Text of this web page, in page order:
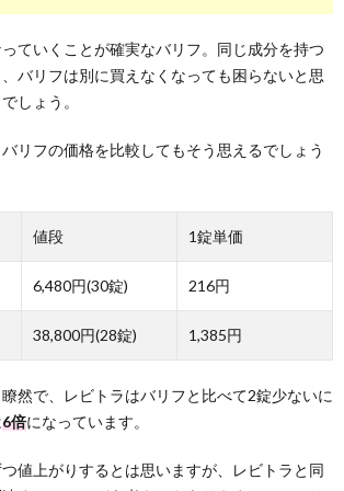
ていくことが確実なバリフ。同じ成分を持つ
バリフは別に買えなくなっても困らないと思
しょう。
リフの価格を比較してもそう思えるでしょう
値段 1錠単価
6,480円(30錠) 216円
38,800円(28錠) 1,385円
然で、レビトラはバリフと比べて2錠少ないに
6倍になっています。
値上がりするとは思いますが、レビトラと同